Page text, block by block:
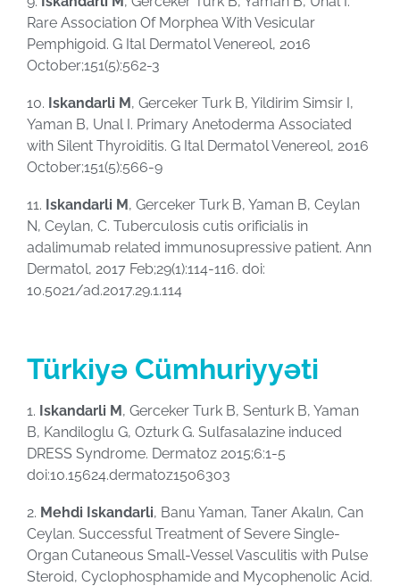
Rare Association Of Morphea With Vesicular
Pemphigoid. G Ital Dermatol Venereol, 2016
October;151(5):562-3
10. Iskandarli M, Gerceker Turk B, Yildirim Simsir I,
Yaman B, Unal I. Primary Anetoderma Associated
with Silent Thyroiditis. G Ital Dermatol Venereol, 2016
October;151(5):566-9
11. Iskandarli M, Gerceker Turk B, Yaman B, Ceylan
N, Ceylan, C. Tuberculosis cutis orificialis in
adalimumab related immunosupressive patient. Ann
Dermatol, 2017 Feb;29(1):114-116. doi:
10.5021/ad.2017.29.1.114
Türkiyə Cümhuriyyəti
1. Iskandarli M, Gerceker Turk B, Senturk B, Yaman
B, Kandiloglu G, Ozturk G. Sulfasalazine induced
DRESS Syndrome. Dermatoz 2015;6:1-5
doi:10.15624.dermatoz15063o3
2. Mehdi Iskandarli, Banu Yaman, Taner Akalın, Can
Ceylan. Successful Treatment of Severe Single-
Organ Cutaneous Small-Vessel Vasculitis with Pulse
Steroid, Cyclophosphamide and Mycophenolic Acid.